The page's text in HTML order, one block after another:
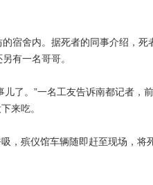
宿舍内。据死者的同事介绍，死
有一名哥哥。
了。”一名工友告诉南都记者，
来吃。
殡仪馆车辆随即赶至现场，将